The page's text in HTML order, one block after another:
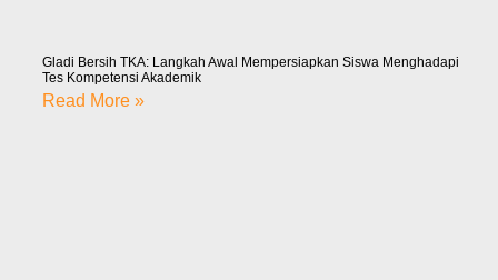
Gladi Bersih TKA: Langkah Awal Mempersiapkan Siswa Menghadapi
Tes Kompetensi Akademik
Read More »